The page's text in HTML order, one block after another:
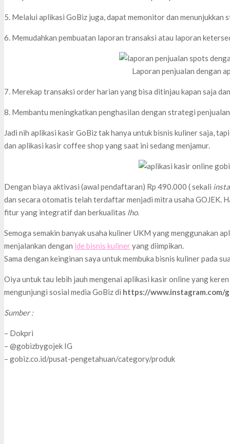
5. Melalui aplikasi GoBiz juga, dapat memonitor dan menunjukkan
6. Memudahkan pembuatan laporan transaksi atau laporan
Laporan penjualan dengan
7. Merekap transaksi order harian yang bisa ditinjau kapan saja
8. Membantu meningkatkan penghasilan dengan strategi
Jadi nih aplikasi kasir GoBiz tak hanya untuk bisnis kuliner saja,
dan aplikasi kasir coffee shop yang saat ini sedang menjamur.
Dengan biaya aktivasi (awal pendaftaran) Rp 490.000 ( sekali
dan secara otomatis telah terdaftar menjadi mitra usaha GOJEK.
fitur yang integratif dan berkualitas lho.
Semoga semakin banyak usaha kuliner UKM yang menggunakan
menjalankan dengan ide bisnis kulineryang diimpikan.
Sama dengan keinginan saya untuk membuka bisnis kuliner pada
Oiya untuk tau lebih jauh mengenai aplikasi kasir online yang
mengunjungi sosial media GoBiz di https://www.instagram.com/
Sumber :
– Dokpri
– @gobizbygojek IG
– gobiz.co.id/pusat-pengetahuan/category/produk